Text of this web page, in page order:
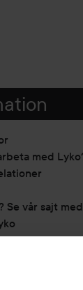
med
Se vår sajt